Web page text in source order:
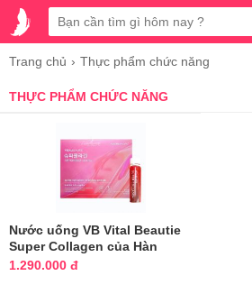
Trang chủ Thực phẩm chức năng
THỰC PHẨM CHỨC NĂNG
Nước uống VB Vital Beautie
Super Collagen của Hàn
Quốc
1.290.000 đ